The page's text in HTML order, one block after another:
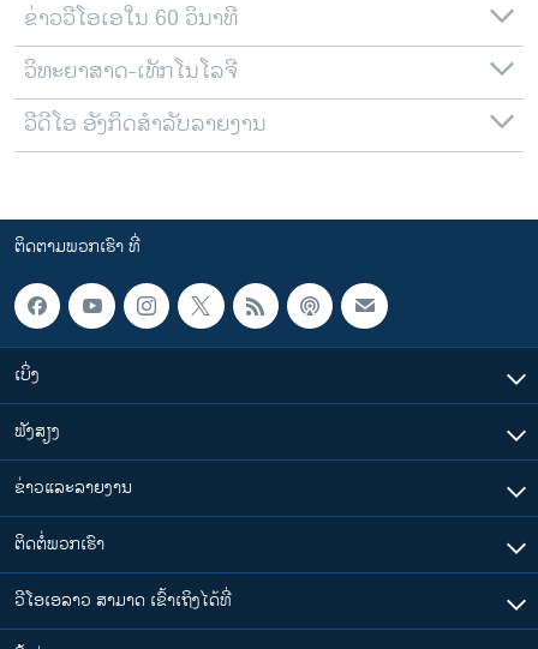
ຂ່າວວີໂອເອໃນ 60 ວິນາທີ
ວິທະຍາສາດ-ເທັກໂນໂລຈີ
ວີດີໂອ ອັງກິດສຳລັບລາຍງານ
ຕິດຕາມພວກເຮົາ ທີ່
ເບິ່ງ
ຟັງສຽງ
ຂ່າວແລະລາຍງານ
ຕິດຕໍ່ພວກເຮົາ
ວີໂອເອລາວ ສາມາດ ເຂົ້າເຖິງໄດ້ທີ່